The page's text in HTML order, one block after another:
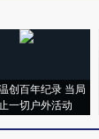
创百年纪录 当局
一切户外活动